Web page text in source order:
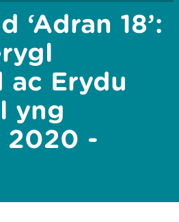
‘Adran 18’:
Erydu
yng
2020 -